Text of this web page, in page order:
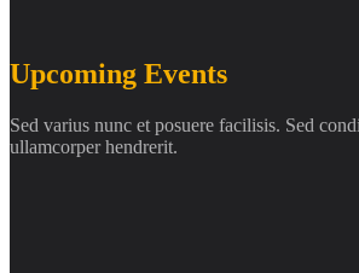
Upcoming Events
Sed varius nunc et posuere facilisis. Sed
ullamcorper hendrerit.